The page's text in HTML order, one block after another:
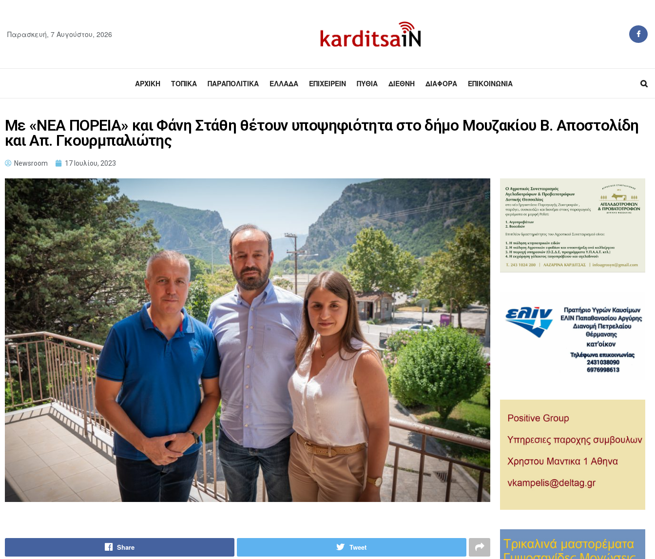
Παρασκευή, 7 Αυγούστου, 2026
ΑΡΧΙΚΉ ΤΟΠΙΚΆ ΠΑΡΑΠΟΛΙΤΙΚΆ ΕΛΛΆΔΑ ΕΠΙΧΕΙΡΕΊΝ ΠΥΘΊΑ ΔΙΕΘΝΉ ΔΙΆΦΟΡΑ ΕΠΙΚΟΙΝΩΝΊΑ
Με «ΝΕΑ ΠΟΡΕΙΑ» και Φάνη Στάθη θέτουν υποψηφιότητα στο δήμο Μουζακίου Β. Αποστολίδη
και Απ. Γκουρμπαλιώτης
Newsroom 17 Ιουλίου, 2023
Share Tweet